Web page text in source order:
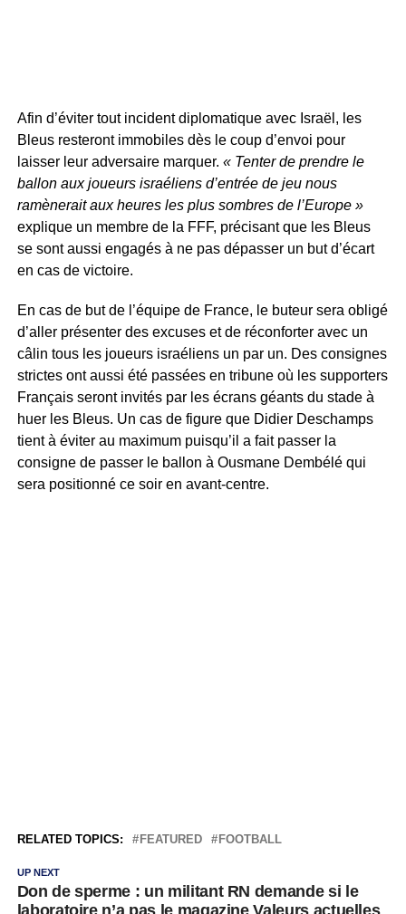
Afin d’éviter tout incident diplomatique avec Israël, les
Bleus resteront immobiles dès le coup d’envoi pour
laisser leur adversaire marquer. « Tenter de prendre le
ballon aux joueurs israéliens d’entrée de jeu nous
ramènerait aux heures les plus sombres de l’Europe »
explique un membre de la FFF, précisant que les Bleus
se sont aussi engagés à ne pas dépasser un but d’écart
en cas de victoire.
En cas de but de l’équipe de France, le buteur sera obligé
d’aller présenter des excuses et de réconforter avec un
câlin tous les joueurs israéliens un par un. Des consignes
strictes ont aussi été passées en tribune où les supporters
Français seront invités par les écrans géants du stade à
huer les Bleus. Un cas de figure que Didier Deschamps
tient à éviter au maximum puisqu’il a fait passer la
consigne de passer le ballon à Ousmane Dembélé qui
sera positionné ce soir en avant-centre.
RELATED TOPICS: FEATURED FOOTBALL
UP NEXT
Don de sperme : un militant RN demande si le
laboratoire n’a pas le magazine Valeurs actuelles